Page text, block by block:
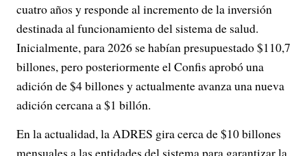
cuatro años y responde al incremento de la inversión
destinada al funcionamiento del sistema de salud.
Inicialmente, para 2026 se habían presupuestado $110,7
billones, pero posteriormente el Confis aprobó una
adición de $4 billones y actualmente avanza una nueva
adición cercana a $1 billón.
En la actualidad, la ADRES gira cerca de $10 billones